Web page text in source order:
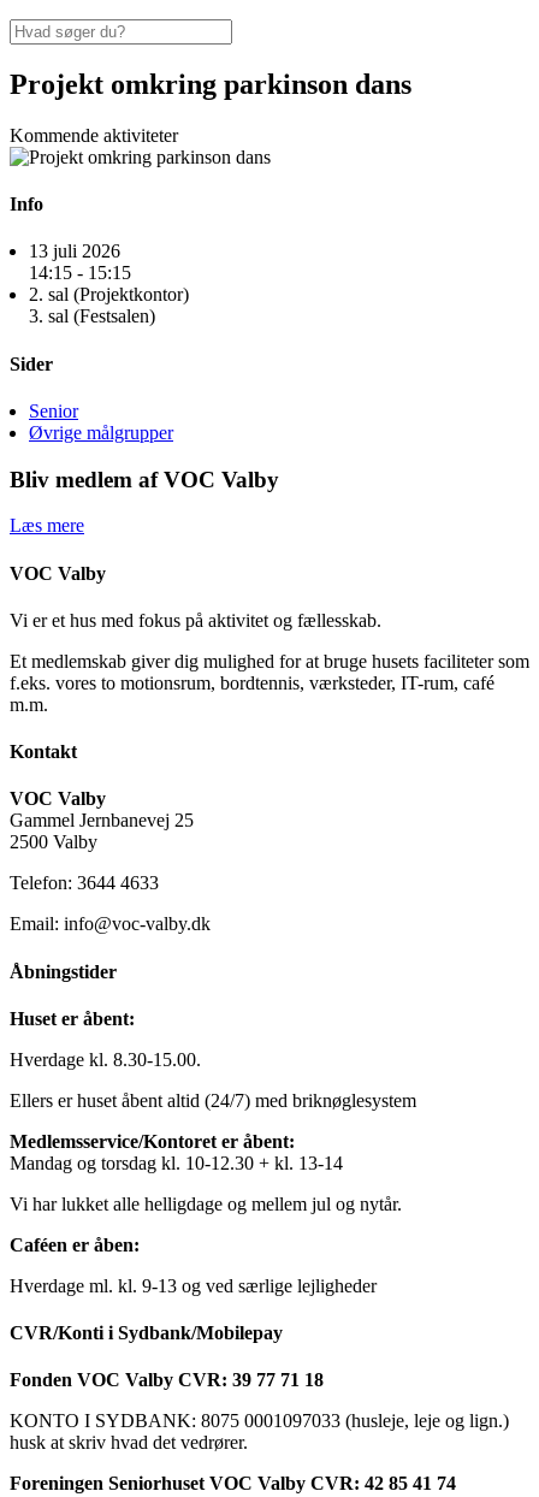
Projekt omkring parkinson dans
Kommende aktiviteter
Info
13 juli 2026
14:15 - 15:15
2. sal (Projektkontor)
3. sal (Festsalen)
Sider
Senior
Øvrige målgrupper
Bliv medlem af VOC Valby
Læs mere
VOC Valby
Vi er et hus med fokus på aktivitet og fællesskab.
Et medlemskab giver dig mulighed for at bruge husets faciliteter som
f.eks. vores to motionsrum, bordtennis, værksteder, IT-rum, café
m.m.
Kontakt
VOC Valby
Gammel Jernbanevej 25
2500 Valby
Telefon: 3644 4633
Email: info@voc-valby.dk
Åbningstider
Huset er åbent:
Hverdage kl. 8.30-15.00.
Ellers er huset åbent altid (24/7) med briknøglesystem
Medlemsservice/Kontoret er åbent:
Mandag og torsdag kl. 10-12.30 + kl. 13-14
Vi har lukket alle helligdage og mellem jul og nytår.
Caféen er åben:
Hverdage ml. kl. 9-13 og ved særlige lejligheder
CVR/Konti i Sydbank/Mobilepay
Fonden VOC Valby CVR: 39 77 71 18
KONTO I SYDBANK: 8075 0001097033 (husleje, leje og lign.)
husk at skriv hvad det vedrører.
Foreningen Seniorhuset VOC Valby CVR: 42 85 41 74